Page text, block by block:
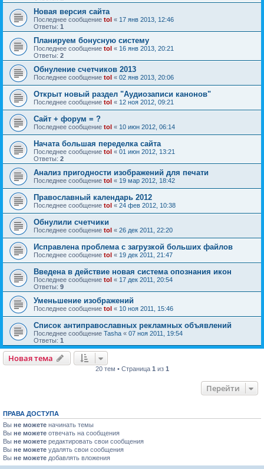
Новая версия сайта
Последнее сообщение tol « 17 янв 2013, 12:46
Ответы: 1
Планируем бонусную систему
Последнее сообщение tol « 16 янв 2013, 20:21
Ответы: 2
Обнуление счетчиков 2013
Последнее сообщение tol « 02 янв 2013, 20:06
Открыт новый раздел "Аудиозаписи канонов"
Последнее сообщение tol « 12 ноя 2012, 09:21
Сайт + форум = ?
Последнее сообщение tol « 10 июн 2012, 06:14
Начата большая переделка сайта
Последнее сообщение tol « 01 июн 2012, 13:21
Ответы: 2
Анализ пригодности изображений для печати
Последнее сообщение tol « 19 мар 2012, 18:42
Православный календарь 2012
Последнее сообщение tol « 24 фев 2012, 10:38
Обнулили счетчики
Последнее сообщение tol « 26 дек 2011, 22:20
Исправлена проблема с загрузкой больших файлов
Последнее сообщение tol « 19 дек 2011, 21:47
Введена в действие новая система опознания икон
Последнее сообщение tol « 17 дек 2011, 20:54
Ответы: 9
Уменьшение изображений
Последнее сообщение tol « 10 ноя 2011, 15:46
Список антиправославных рекламных объявлений
Последнее сообщение Tasha « 07 ноя 2011, 19:54
Ответы: 1
Новая тема
20 тем • Страница 1 из 1
Перейти
ПРАВА ДОСТУПА
Вы не можете начинать темы
Вы не можете отвечать на сообщения
Вы не можете редактировать свои сообщения
Вы не можете удалять свои сообщения
Вы не можете добавлять вложения